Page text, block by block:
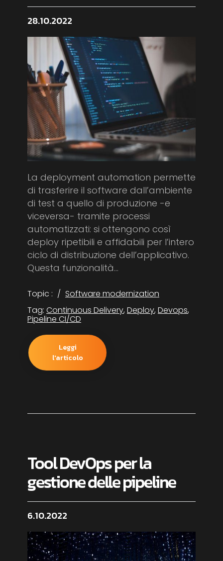
28.10.2022
La deployment automation permette
di trasferire il software dall’ambiente
di test a quello di produzione -e
viceversa- tramite processi
automatizzati: si ottengono così
deploy ripetibili e affidabili per l’intero
ciclo di distribuzione dell’applicativo.
Questa funzionalità...
Topic :
Software modernization
Tag: Continuous Delivery, Deploy, Devops,
Pipeline CI/CD
Leggi
l'articolo
Tool DevOps per la
gestione delle pipeline
6.10.2022